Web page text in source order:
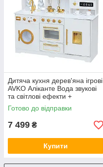
Дитяча кухня дерев'яна ігрові
AVKO Аліканте Вода звукові
та світлові ефекти +
аксесуари
Готово до відправки
7 499 ₴
Купити